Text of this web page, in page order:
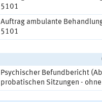
5101
Auftrag ambulante
5101
Psychischer Befundbericht
probatischen Sitzungen -